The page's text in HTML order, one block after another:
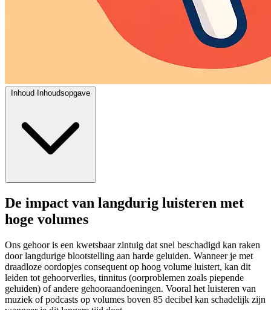
Inhoud Inhoudsopgave
De impact van langdurig luisteren met
hoge volumes
Ons gehoor is een kwetsbaar zintuig dat snel beschadigd kan raken
door langdurige blootstelling aan harde geluiden. Wanneer je met
draadloze oordopjes consequent op hoog volume luistert, kan dit
leiden tot gehoorverlies, tinnitus (oorproblemen zoals piepende
geluiden) of andere gehooraandoeningen. Vooral het luisteren van
muziek of podcasts op volumes boven 85 decibel kan schadelijk zijn